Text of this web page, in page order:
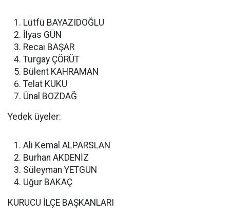
Lütfü BAYAZIDOĞLU
İlyas GÜN
Recai BAŞAR
Turgay ÇÖRÜT
Bülent KAHRAMAN
Telat KUKU
Ünal BOZDAĞ
Yedek üyeler:
Ali Kemal ALPARSLAN
Burhan AKDENİZ
Süleyman YETGÜN
Uğur BAKAÇ
KURUCU İLÇE BAŞKANLARI